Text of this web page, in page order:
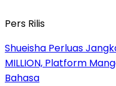
Pers Rilis
Shueisha Perluas
MILLION, Platform
Bahasa